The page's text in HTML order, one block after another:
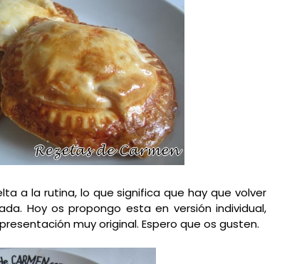
a la rutina, lo que significa que hay que volver
Hoy os propongo esta en versión individual,
muy original. Espero que os gusten.